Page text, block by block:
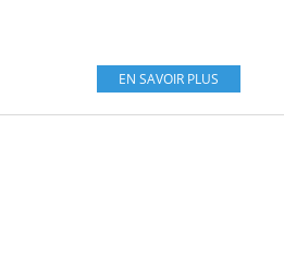
EN SAVOIR PLUS